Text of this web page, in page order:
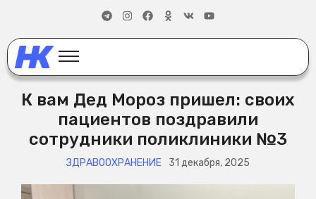
К вам Дед Мороз пришел: своих
пациентов поздравили
сотрудники поликлиники №3
ЗДРАВООХРАНЕНИЕ 31 декабря, 2025